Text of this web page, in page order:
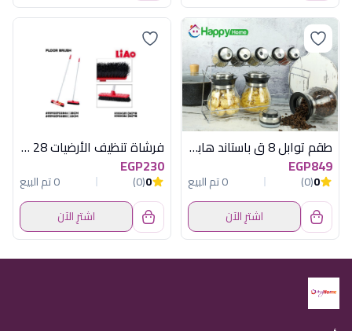
طقم توابل 8 ق باستاند هابى هوم
EGP849
0
(0)
0 تم البيع
اشترِ الآن
فرشاة تنظيف الأرضيات 28 سم بمقبض معدني من لياو موديل K130025
EGP230
0
(0)
0 تم البيع
اشترِ الآن